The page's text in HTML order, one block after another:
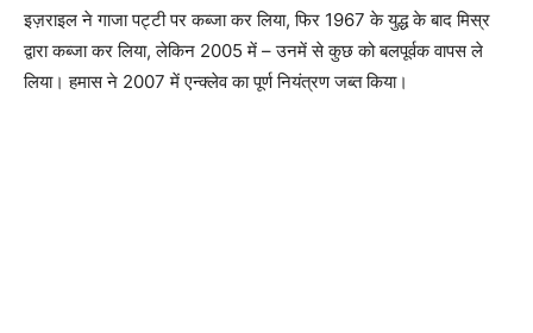
इज़राइल ने गाजा पट्टी पर कब्जा कर लिया, फिर 1967 के युद्ध के बाद मिस्र
द्वारा कब्जा कर लिया, लेकिन 2005 में – उनमें से कुछ को बलपूर्वक वापस ले
लिया। हमास ने 2007 में एन्क्लेव का पूर्ण नियंत्रण जब्त किया।